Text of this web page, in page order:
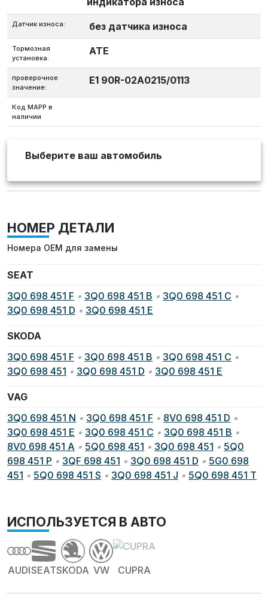
Датчик износа: без датчика износа
Тормозная
установка:
ATE
проверочное
значение:
E1 90R-02A0215/0113
Код MAPP в
наличии
Выберите ваш автомобиль
НОМЕР ДЕТАЛИ
Номера OEM для замены
SEAT
3Q0 698 451 F • 3Q0 698 451 B • 3Q0 698 451 C •
3Q0 698 451 D • 3Q0 698 451 E
SKODA
3Q0 698 451 F • 3Q0 698 451 B • 3Q0 698 451 C •
3Q0 698 451 • 3Q0 698 451 D • 3Q0 698 451 E
VAG
3Q0 698 451 N • 3Q0 698 451 F • 8V0 698 451 D •
3Q0 698 451 E • 3Q0 698 451 C • 3Q0 698 451 B •
8V0 698 451 A • 5Q0 698 451 • 3Q0 698 451 • 5Q0
698 451 P • 3QF 698 451 • 3Q0 698 451 D • 5G0 698
451 • 5Q0 698 451 S • 3Q0 698 451 J • 5Q0 698 451 T
ИСПОЛЬЗУЕТСЯ В АВТО
AUDISEATSKODA VW CUPRA